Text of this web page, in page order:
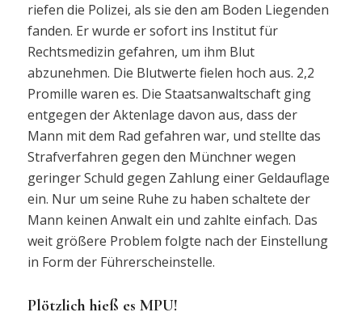
riefen die Polizei, als sie den am Boden Liegenden
fanden. Er wurde er sofort ins Institut für
Rechtsmedizin gefahren, um ihm Blut
abzunehmen. Die Blutwerte fielen hoch aus. 2,2
Promille waren es. Die Staatsanwaltschaft ging
entgegen der Aktenlage davon aus, dass der
Mann mit dem Rad gefahren war, und stellte das
Strafverfahren gegen den Münchner wegen
geringer Schuld gegen Zahlung einer Geldauflage
ein. Nur um seine Ruhe zu haben schaltete der
Mann keinen Anwalt ein und zahlte einfach. Das
weit größere Problem folgte nach der Einstellung
in Form der Führerscheinstelle.
Plötzlich hieß es MPU!